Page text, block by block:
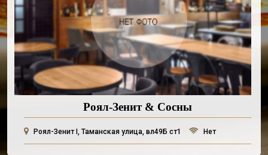
Роял-Зенит & Сосны
Роял-Зенит I, Таманская улица, вл49Б ст1 Нет